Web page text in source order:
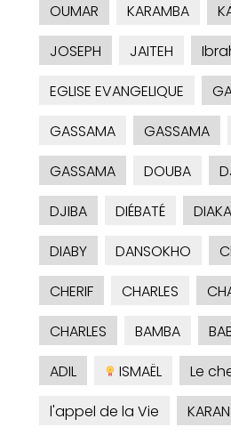
OUMAR
KARAMBA
JOSEPH
JAITEH
EGLISE EVANGELIQUE
GASSAMA
GASSAMA
GASSAMA
DOUBA
DJIBA
DIÉBATÉ
DIABY
DANSOKHO
CHERIF
CHARLES
CHARLES
BAMBA
ADIL
ISMAËL
Le
l'appel de la Vie
KARAN